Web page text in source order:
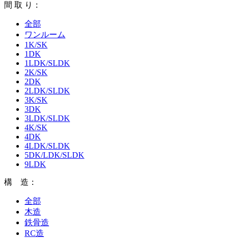
間 取 り：
全部
ワンルーム
1K/SK
1DK
1LDK/SLDK
2K/SK
2DK
2LDK/SLDK
3K/SK
3DK
3LDK/SLDK
4K/SK
4DK
4LDK/SLDK
5DK/LDK/SLDK
9LDK
構 造：
全部
木造
鉄骨造
RC造